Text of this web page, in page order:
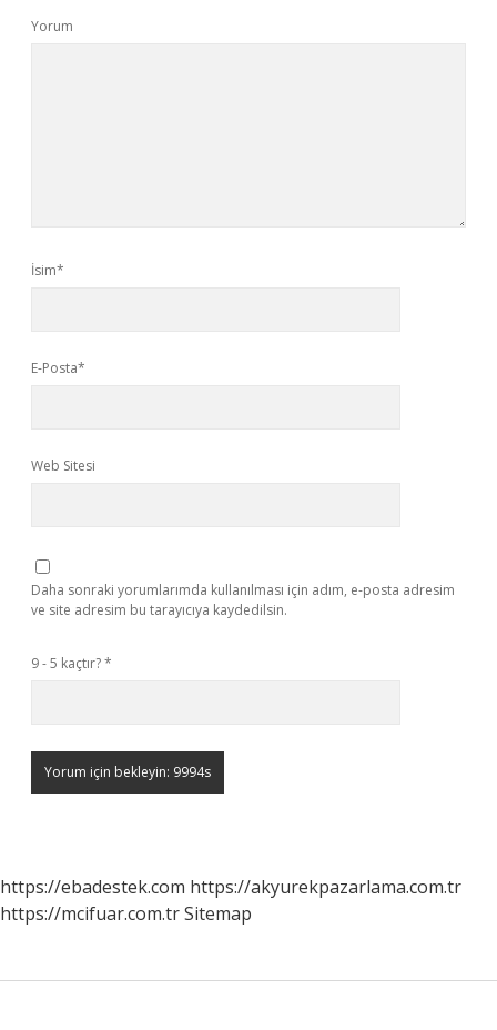
Yorum
İsim*
E-Posta*
Web Sitesi
Daha sonraki yorumlarımda kullanılması için adım, e-posta adresim
ve site adresim bu tarayıcıya kaydedilsin.
9 - 5 kaçtır?*
https://ebadestek.com https://akyurekpazarlama.com.tr
https://mcifuar.com.trSitemap